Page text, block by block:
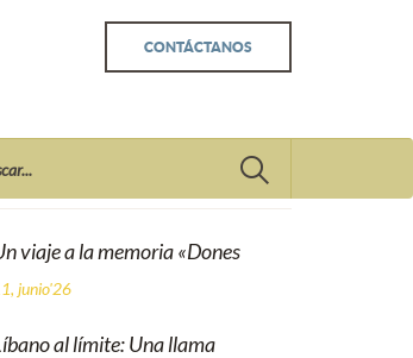
CONTÁCTANOS
viaje a la memoria «Dones
junio'26
al límite: Una llama